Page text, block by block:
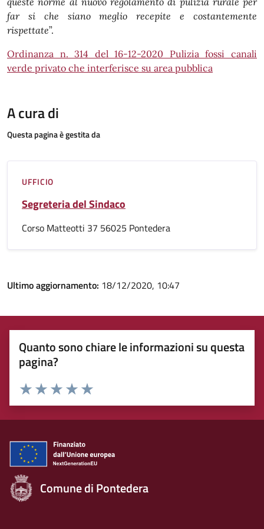
far si che siano meglio recepite e costantemente
rispettate”.
Ordinanza n. 314 del 16-12-2020 Pulizia fossi canali
verde privato che interferisce su area pubblica
A cura di
Questa pagina è gestita da
UFFICIO
Segreteria del Sindaco
Corso Matteotti 37 56025 Pontedera
Ultimo aggiornamento: 18/12/2020, 10:47
Quanto sono chiare le informazioni su questa
pagina?
Rating:
Valuta 5 stelle su 5
Valuta 4 stelle su 5
Valuta 3 stelle su 5
Valuta 2 stelle su 5
Valuta 1 stelle su 5
Comune di Pontedera